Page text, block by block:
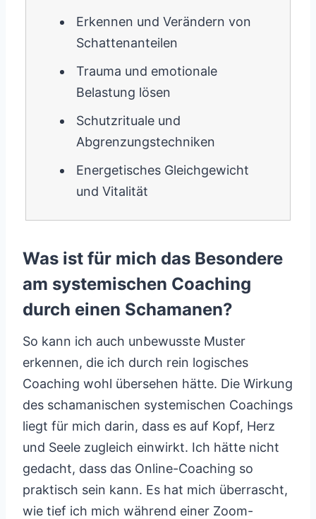
Erkennen und Verändern von
Schattenanteilen
Trauma und emotionale
Belastung lösen
Schutzrituale und
Abgrenzungstechniken
Energetisches Gleichgewicht
und Vitalität
Was ist für mich das Besondere
am systemischen Coaching
durch einen Schamanen?
So kann ich auch unbewusste Muster
erkennen, die ich durch rein logisches
Coaching wohl übersehen hätte. Die Wirkung
des schamanischen systemischen Coachings
liegt für mich darin, dass es auf Kopf, Herz
und Seele zugleich einwirkt. Ich hätte nicht
gedacht, dass das Online-Coaching so
praktisch sein kann. Es hat mich überrascht,
wie tief ich mich während einer Zoom-